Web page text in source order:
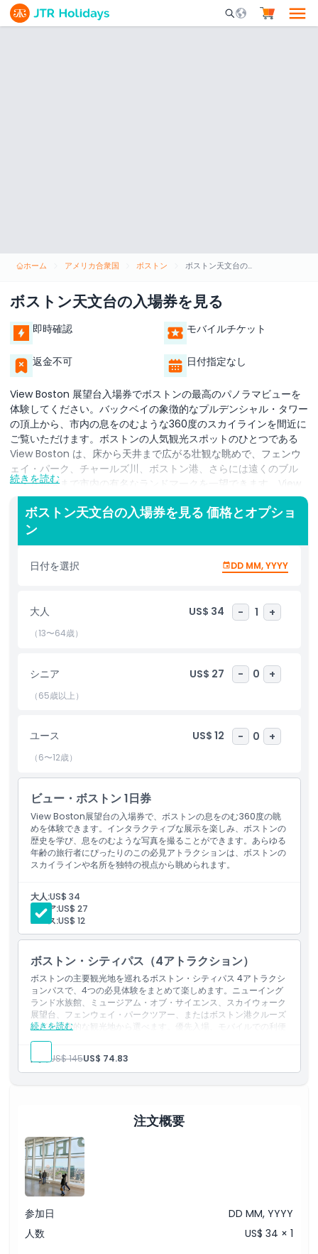
Mobile Search
ホーム アメリカ合衆国 ボストン ボストン天文台の入場券を見る
ボストン天文台の入場券を見る
即時確認 モバイルチケット
返金不可 日付指定なし
View Boston 展望台入場券でボストンの最高のパノラマビューを
体験してください。バックベイの象徴的なプルデンシャル・タワー
の頂上から、市内の息をのむような360度のスカイラインを間近に
ご覧いただけます。ボストンの人気観光スポットのひとつである
View Boston は、床から天井まで広がる壮観な眺めで、フェンウ
ェイ・パーク、チャールズ川、ボストン港、さらには遠くのブル
ー・ヒルズまで市内の有名なランドマークを一望できます。View
Boston のチケットで「The View」屋内展望台、屋外のルックア
ウト・テラス、高所にあるクラウド・テラスなど複数の観覧レベル
を探索し、手作りカクテルやグルメなスモールバイトを片手に忘れ
難い景色に浸ることができます。展望台にとどまらず、View
Boston には没入型の Boston 360 シアター、インタラクティブな
デジタル体験、そしてあなたの興味に基づいて訪れるべき地元スポ
備わっています。ボストンを初めて訪れる方も、新たな視点を求め
る地元の方も、この体験はこれまでにない形で街を見渡す、記憶に
残る上質な方法を提供します。カップルや家族、観光客に最適な
ーションを融合したボストン必見のアトラクションです。新たな高
みから街を見渡すチャンスをお見逃しなく。今すぐ View Boston
展望台のチケットを予約して、忘れられない眺めと没入型の都市体
含まれるもの
子供／大人ポリシー
除外事項
営業時間
注意事項
場所
キャンセルポリシー
続きを読む
ボストン天文台の入場券を見る 価格とオプショ
ン
日付を選択 DD MM, YYYY
大人 US$ 34 - 1 +
（13〜64歳）
シニア US$ 27 - 0 +
（65歳以上）
ユース US$ 12 - 0 +
（6〜12歳）
ビュー・ボストン 1日券
View Boston展望台の入場券で、ボストンの息をのむ360度の眺
めを体験できます。インタラクティブな展示を楽しみ、ボストンの
歴史を学び、息をのむような写真を撮ることができます。あらゆる
年齢の旅行者にぴったりのこの必見アトラクションは、ボストンの
スカイラインや名所を独特の視点から眺められます。
大人:US$ 34
シニア:US$ 27
ユース:US$ 12
ボストン・シティパス（4アトラクション）
ボストンの主要観光地を巡れるボストン・シティパス 4アトラクシ
ョンパスで、4つの必見体験をまとめて楽しめます。ニューイング
ランド水族館、ミュージアム・オブ・サイエンス、スカイウォーク
展望台、フェンウェイ・パークツアー、またはボストン港クルーズ
などの代表的な観光地から選べます。優先入場、モバイルでの利便
性、個別チケットと比べて最大45%の割引をお楽しみください。有
しみ、ボストンの没入型市内ツアーに最適です。
続きを読む
大人: US$ 145US$ 74.83
注文概要
参加日
DD MM, YYYY
人数
US$ 34 × 1